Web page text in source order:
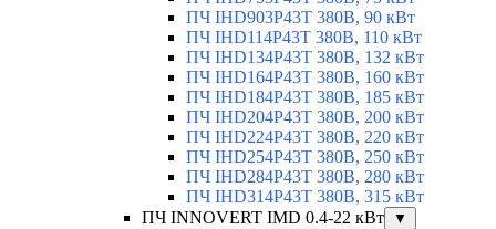
ПЧ IHD903P43T 380В, 90 кВт
ПЧ IHD114P43T 380В, 110 кВт
ПЧ IHD134P43T 380В, 132 кВт
ПЧ IHD164P43T 380В, 160 кВт
ПЧ IHD184P43T 380В, 185 кВт
ПЧ IHD204P43T 380В, 200 кВт
ПЧ IHD224P43T 380В, 220 кВт
ПЧ IHD254P43T 380В, 250 кВт
ПЧ IHD284P43T 380В, 280 кВт
ПЧ IHD314P43T 380В, 315 кВт
ПЧ INNOVERT IMD 0.4-22 кВт
▼